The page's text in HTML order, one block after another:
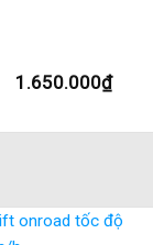
phẩm
đã được lắp
tốc và hệ thống lái
1.650.000₫